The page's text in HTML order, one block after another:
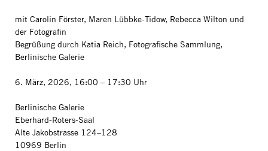
mit Carolin Förster, Maren Lübbke-Tidow, Rebecca Wilton und
der Fotografin
Begrüßung durch Katia Reich, Fotografische Sammlung,
Berlinische Galerie
6. März, 2026, 16:00 – 17:30 Uhr
Berlinische Galerie
Eberhard-Roters-Saal
Alte Jakobstrasse 124–128
10969 Berlin